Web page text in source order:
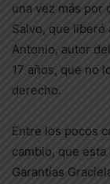
una vez más por
Salvo, que liberó
Antonio, autor
17 años, que no
derecho.
Entre los pocos
cambio, que
Garantías